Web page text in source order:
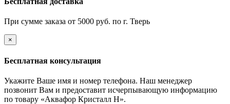
При сумме заказа от 5000 руб. по г. Тверь
×
Бесплатная консультация
Укажите Ваше имя и номер телефона. Наш менеджер
позвонит Вам и предоставит исчерпывающую информацию
по товару «Аквафор Кристалл Н».